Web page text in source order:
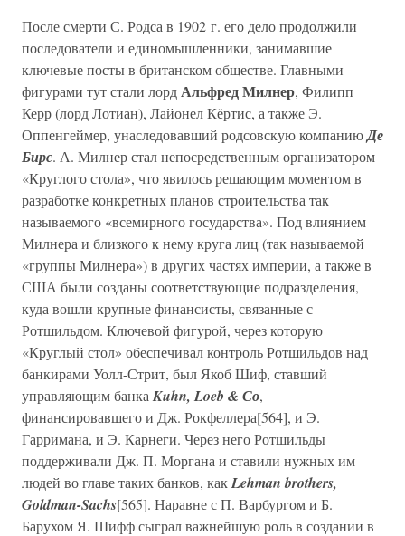
После смерти С. Родса в 1902 г. его дело продолжили
последователи и единомышленники, занимавшие
ключевые посты в британском обществе. Главными
фигурами тут стали лордАльфред Милнер, Филипп
Керр (лорд Лотиан), Лайонел Кёртис, а также Э.
Оппенгеймер, унаследовавший родсовскую компаниюДе
Бирс. А. Милнер стал непосредственным организатором
«Круглого стола», что явилось решающим моментом в
разработке конкретных планов строительства так
называемого «всемирного государства». Под влиянием
Милнера и близкого к нему круга лиц (так называемой
«группы Милнера») в других частях империи, а также в
США были созданы соответствующие подразделения,
куда вошли крупные финансисты, связанные с
Ротшильдом. Ключевой фигурой, через которую
«Круглый стол» обеспечивал контроль Ротшильдов над
банкирами Уолл-Стрит, был Якоб Шиф, ставший
управляющим банка Kuhn, Loeb & Со,
финансировавшего и Дж. Рокфеллера[564], и Э.
Гарримана, и Э. Карнеги. Через него Ротшильды
поддерживали Дж. П. Моргана и ставили нужных им
людей во главе таких банков, какLehman brothers,
Goldman-Sachs[565]. Наравне с П. Варбургом и Б.
Барухом Я. Шифф сыграл важнейшую роль в создании в